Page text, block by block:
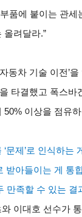
품에 붙이는 관세
올려달라.”
자동차 기술 이전 ’을
타결했고 폭스바
50% 이상을 점유
‘문제 ’로 인식하는
받아들이는 게 통
만족할 수 있는 결
이대호 선수가